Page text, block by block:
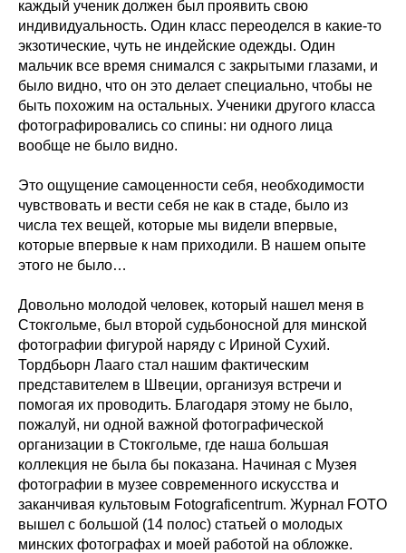
каждый ученик должен был проявить свою
индивидуальность. Один класс переоделся в какие-то
экзотические, чуть не индейские одежды. Один
мальчик все время снимался с закрытыми глазами, и
было видно, что он это делает специально, чтобы не
быть похожим на остальных. Ученики другого класса
фотографировались со спины: ни одного лица
вообще не было видно.
Это ощущение самоценности себя, необходимости
чувствовать и вести себя не как в стаде, было из
числа тех вещей, которые мы видели впервые,
которые впервые к нам приходили. В нашем опыте
этого не было…
Довольно молодой человек, который нашел меня в
Стокгольме, был второй судьбоносной для минской
фотографии фигурой наряду с Ириной Сухий.
Тордбьорн Лааго стал нашим фактическим
представителем в Швеции, организуя встречи и
помогая их проводить. Благодаря этому не было,
пожалуй, ни одной важной фотографической
организации в Стокгольме, где наша большая
коллекция не была бы показана. Начиная с Музея
фотографии в музее современного искусства и
заканчивая культовым Fotograficentrum. Журнал FOTO
вышел с большой (14 полос) статьей о молодых
минских фотографах и моей работой на обложке.